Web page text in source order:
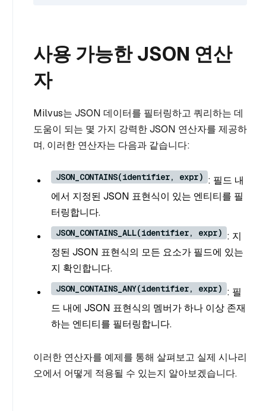
사용 가능한 JSON 연산
자
Milvus는 JSON 데이터를 필터링하고 쿼리하는 데
도움이 되는 몇 가지 강력한 JSON 연산자를 제공하
며, 이러한 연산자는 다음과 같습니다:
JSON_CONTAINS(identifier, expr) : 필드 내
에서 지정된 JSON 표현식이 있는 엔티티를 필
터링합니다.
JSON_CONTAINS_ALL(identifier, expr) : 지
정된 JSON 표현식의 모든 요소가 필드에 있는
지 확인합니다.
JSON_CONTAINS_ANY(identifier, expr) : 필
드 내에 JSON 표현식의 멤버가 하나 이상 존재
하는 엔티티를 필터링합니다.
이러한 연산자를 예제를 통해 살펴보고 실제 시나리
오에서 어떻게 적용될 수 있는지 알아보겠습니다.